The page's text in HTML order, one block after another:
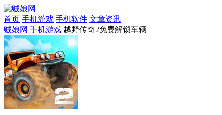
首页 手机游戏 手机软件 文章资讯
贼娘网 手机游戏 越野传奇2免费解锁车辆